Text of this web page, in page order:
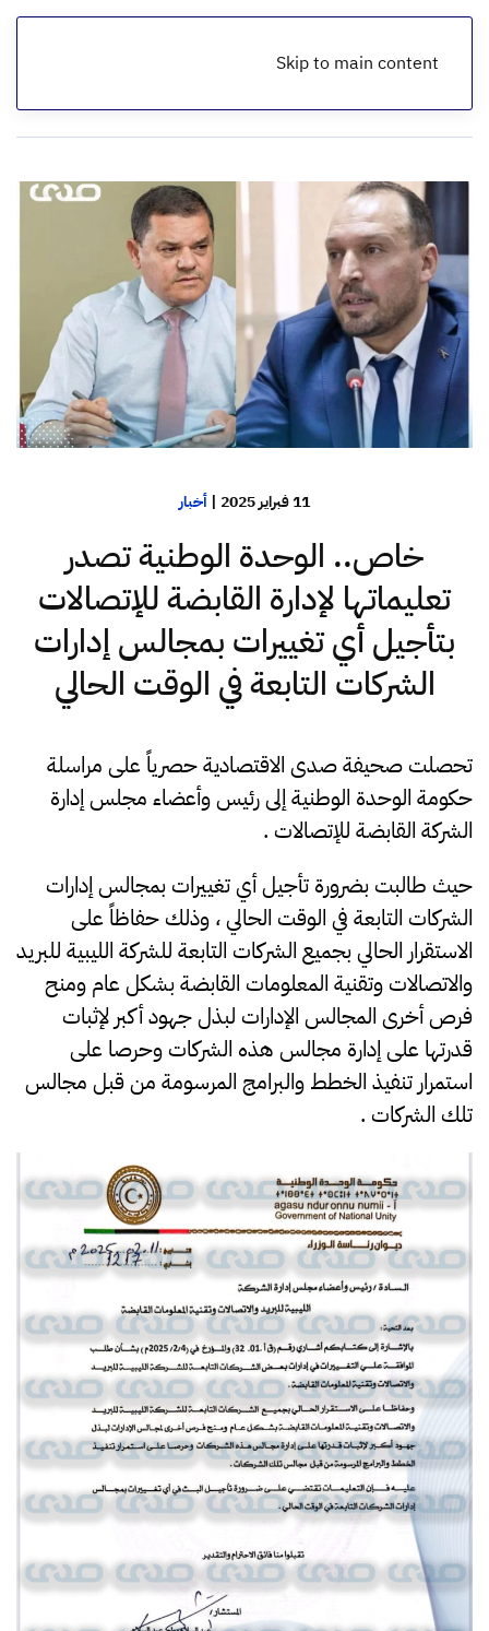
Skip to main content
الرئيسية
11 فبراير 2025 | أخبار
خاص.. الوحدة الوطنية تصدر
تعليماتها لإدارة القابضة للإتصالات
بتأجيل أي تغييرات بمجالس إدارات
الشركات التابعة في الوقت الحالي
تحصلت صحيفة صدى الاقتصادية حصرياً على مراسلة
حكومة الوحدة الوطنية إلى رئيس وأعضاء مجلس إدارة
الشركة القابضة للإتصالات .
حيث طالبت بضرورة تأجيل أي تغييرات بمجالس إدارات
الشركات التابعة في الوقت الحالي ، وذلك حفاظاً على
الاستقرار الحالي بجميع الشركات التابعة للشركة الليبية للبريد
والاتصالات وتقنية المعلومات القابضة بشكل عام ومنح
فرص أخرى المجالس الإدارات لبذل جهود أكبر لإثبات
قدرتها على إدارة مجالس هذه الشركات وحرصا على
استمرار تنفيذ الخطط والبرامج المرسومة من قبل مجالس
تلك الشركات .